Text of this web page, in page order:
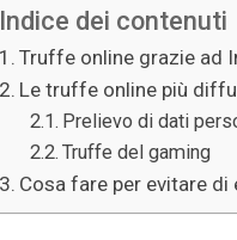
Indice dei contenuti
Truffe online grazie ad
Le truffe online più
Prelievo di dati
Truffe del gaming
Cosa fare per evitare